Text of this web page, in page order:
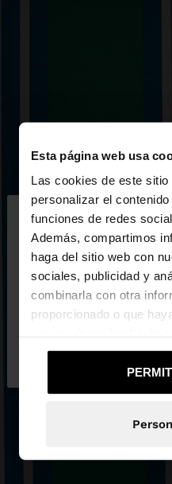
Esta página web usa
Las cookies de este
personalizar el
funciones de redes
Además, compartimos
haga del sitio web con
sociales, publicidad y
combinarla con otra
proporcionado o que
hola
Estás accediendo a la
la web de United